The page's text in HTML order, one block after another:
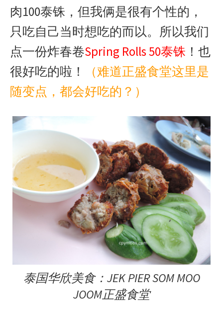
肉100泰铢，但我俩是很有个性的，
只吃自己当时想吃的而以。所以我们
点一份炸春卷Spring Rolls 50泰铢 ！也
很好吃的啦！
（难道正盛食堂这里是
随变点，都会好吃的？）
泰国华欣美食：JEK PIER SOM MOO
JOOM正盛食堂